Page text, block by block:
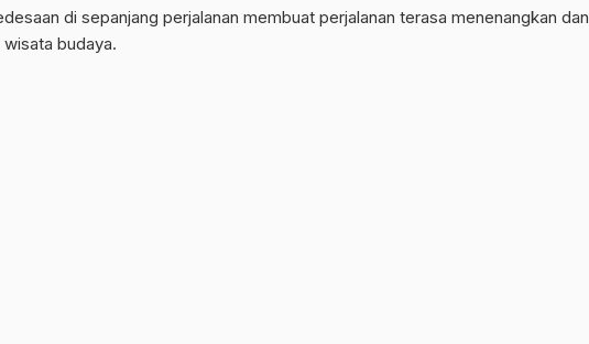
di sepanjang perjalanan membuat perjalanan terasa menenangkan dan
budaya.